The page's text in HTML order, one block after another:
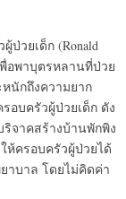
วยเด็ก (Ronald
พื่อพาบุตรหลานที่ป่วย
นักถึงความยาก
อบครัวผู้ป่วยเด็ก ดัง
จาคสร้างบ้านพักพิง
ห้ครอบครัวผู้ป่วยได้
าบาล โดยไม่คิดค่า